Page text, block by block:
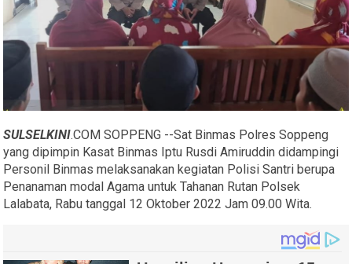
SULSELKINI.COM SOPPENG --Sat Binmas Polres Soppeng
yang dipimpin Kasat Binmas Iptu Rusdi Amiruddin didampingi
Personil Binmas melaksanakan kegiatan Polisi Santri berupa
Penanaman modal Agama untuk Tahanan Rutan Polsek
Lalabata, Rabu tanggal 12 Oktober 2022 Jam 09.00 Wita.